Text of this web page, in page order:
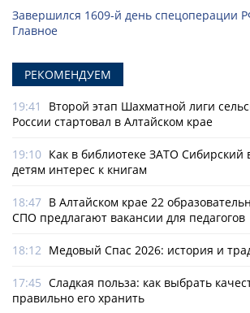
Завершился 1609-й день спецоперации
Главное
РЕКОМЕНДУЕМ
19:41
Второй этап Шахматной лиги
России стартовал в Алтайском крае
19:10 Как в библиотеке ЗАТО
детям интерес к книгам
18:47 В Алтайском крае 22
СПО предлагают вакансии для педагогов
18:12 Медовый Спас 2026: история и
17:45 Сладкая польза: как выбрать
правильно его хранить